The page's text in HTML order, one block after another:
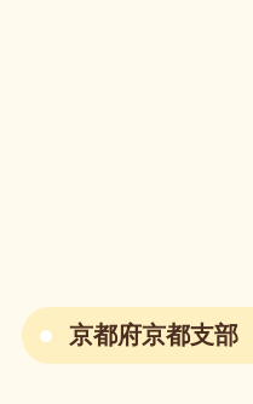
京都府京都支部